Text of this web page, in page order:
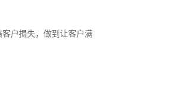
户损失，做到让客户满